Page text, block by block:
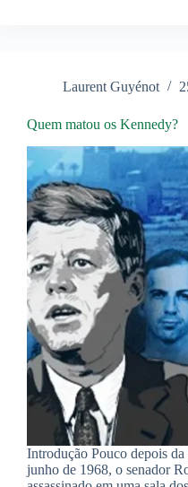
dinamarquesas
Laurent Guyénot
Quem matou os Kennedy?
Introdução Pouco depois
junho de 1968, o senador